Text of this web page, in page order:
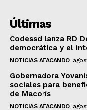
Últimas
Codessd lanza RD
democrática y el
NOTICIAS ATACANDO
Gobernadora
sociales para
de Macorís
NOTICIAS ATACANDO